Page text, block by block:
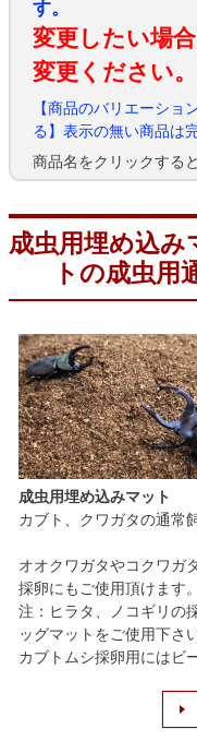
す。
変更したい場
変更ください。
【商品のバリエーショ
る】表示の無い商品は
商品名をクリックする
成虫用埋め込
トの成虫用
成虫用埋め込みマット
カブト、クワガタの通常
オオクワガタやコクワガ
採卵にもご使用頂けます。
注：ヒラタ、ノコギリの
ッグマットをご使用下さい
カブトムシ採卵用にはビ